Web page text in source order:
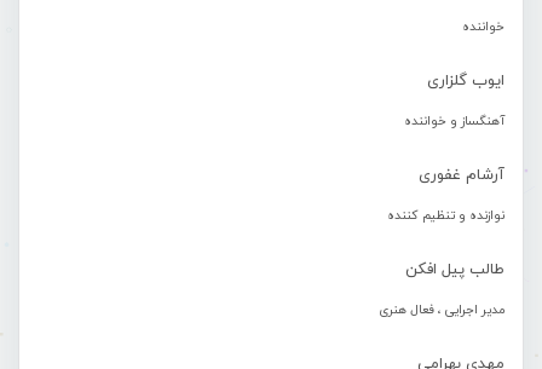
خواننده
ایوب گلزاری
آهنگساز و خواننده
آرشام غفوری
نوازنده و تنظیم کننده
طالب پیل افکن
مدیر اجرایی ، فعال هنری
مهدی بهرامی